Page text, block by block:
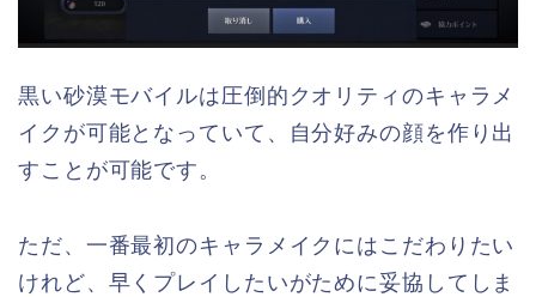
黒い砂漠モバイルは圧倒的クオリティのキャラメ
イクが可能となっていて、自分好みの顔を作り出
すことが可能です。
ただ、一番最初のキャラメイクにはこだわりたい
けれど、早くプレイしたいがために妥協してしま